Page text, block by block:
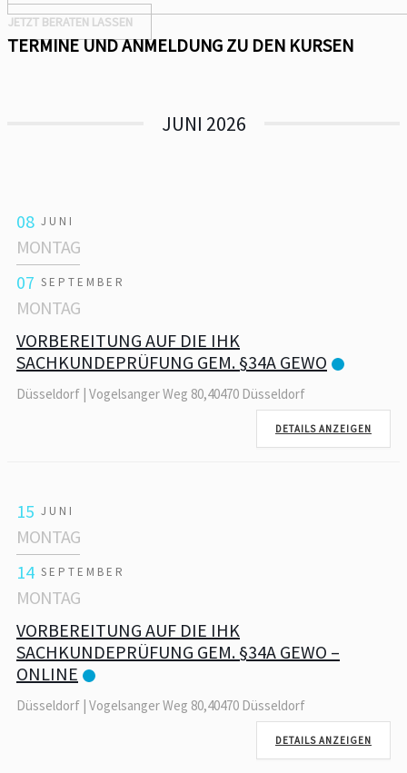
JETZT BERATEN LASSEN
TERMINE UND ANMELDUNG ZU DEN KURSEN
JUNI 2026
08 JUNI
MONTAG
07 SEPTEMBER
MONTAG
VORBEREITUNG AUF DIE IHK
SACHKUNDEPRÜFUNG GEM. §34A GEWO
Düsseldorf | Vogelsanger Weg 80,40470 Düsseldorf
DETAILS ANZEIGEN
15 JUNI
MONTAG
14 SEPTEMBER
MONTAG
VORBEREITUNG AUF DIE IHK
SACHKUNDEPRÜFUNG GEM. §34A GEWO –
ONLINE
Düsseldorf | Vogelsanger Weg 80,40470 Düsseldorf
DETAILS ANZEIGEN